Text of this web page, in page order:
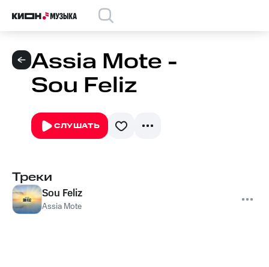
Assia Mote -
Sou Feliz
СЛУШАТЬ
Треки
Sou Feliz
Assia Mote